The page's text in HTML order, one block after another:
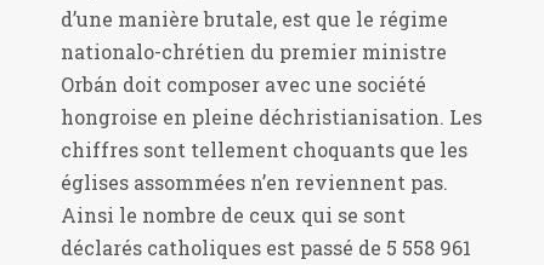
d’une manière brutale, est que le régime
nationalo-chrétien du premier ministre
Orbán doit composer avec une société
hongroise en pleine déchristianisation. Les
chiffres sont tellement choquants que les
églises assommées n’en reviennent pas.
Ainsi le nombre de ceux qui se sont
déclarés catholiques est passé de 5 558 961